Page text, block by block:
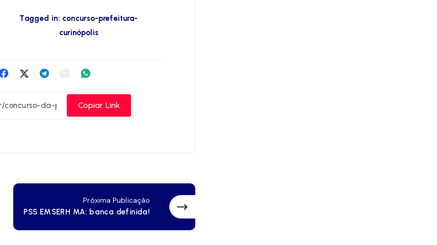
Tagged in: concurso-prefeitura-
curinópolis
Compartilha
Facebook
Compartilha
Twitter
Compartilha
Telegram
Compartilha
EmailWhatsapp
Copiar Link
Próxima Publicação
PSS EMSERH MA: banca definida!